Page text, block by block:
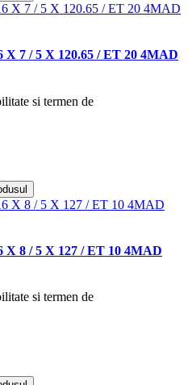
7 / 5 X 120.65 / ET 20 4MAD
si termen de
8 / 5 X 127 / ET 10 4MAD
si termen de